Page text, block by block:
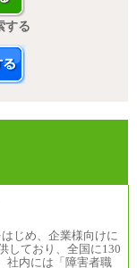
する
じめ、企業様向けに
しており、全国に130
社内には「障害者職